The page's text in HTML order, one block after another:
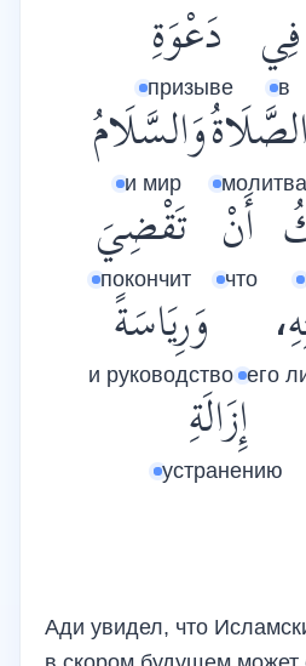
فِي
в
دَعْوَةِ
призыве
الصَّلَاةُ
молитва
وَالسَّلَامُ
и мир
أَنْ
что
تَقْضِيَ
покончит
его
وَرِيَاسَةً
и руководство
إِزَالَةِ
устранению
Ади увидел, что